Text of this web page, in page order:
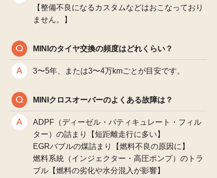
【整備不良になるカスタムなどはおこなっており
ません。】
MINIのタイヤ交換の頻度はどれくらい？
3〜5年、または3〜4万kmごとが目安です。
MINIクロスオーバーのよくある故障は？
ADPF（ディーゼル・パティキュレート・フィル
ター）の詰まり【短距離走行に多い】
EGRバブルの煤詰まり【燃料不良の原因に】
燃料系統（インジェクター・高圧ポンプ）のトラ
ブル【燃料の劣化や水分混入が影響】